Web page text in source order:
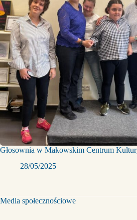
Głosownia w Makowskim Centrum
28/05/2025
Media społecznościowe